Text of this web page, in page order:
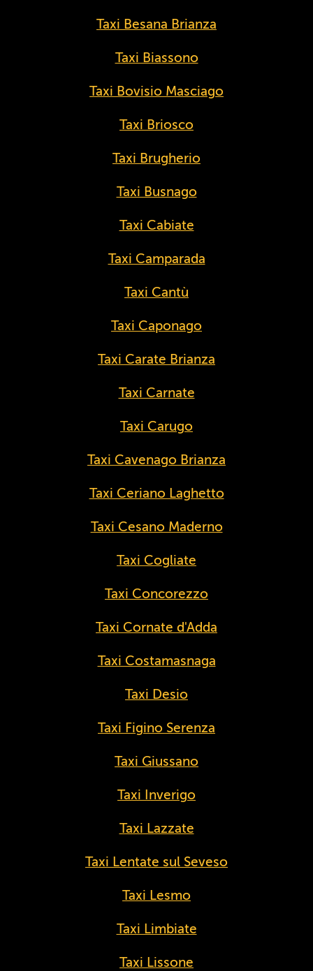
Taxi Besana Brianza
Taxi Biassono
Taxi Bovisio Masciago
Taxi Briosco
Taxi Brugherio
Taxi Busnago
Taxi Cabiate
Taxi Camparada
Taxi Cantù
Taxi Caponago
Taxi Carate Brianza
Taxi Carnate
Taxi Carugo
Taxi Cavenago Brianza
Taxi Ceriano Laghetto
Taxi Cesano Maderno
Taxi Cogliate
Taxi Concorezzo
Taxi Cornate d'Adda
Taxi Costamasnaga
Taxi Desio
Taxi Figino Serenza
Taxi Giussano
Taxi Inverigo
Taxi Lazzate
Taxi Lentate sul Seveso
Taxi Lesmo
Taxi Limbiate
Taxi Lissone